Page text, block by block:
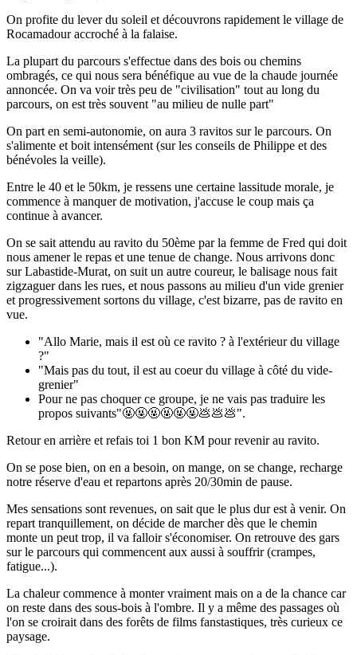
On profite du lever du soleil et découvrons rapidement le village de
Rocamadour accroché à la falaise.
La plupart du parcours s'effectue dans des bois ou chemins
ombragés, ce qui nous sera bénéfique au vue de la chaude journée
annoncée. On va voir très peu de "civilisation" tout au long du
parcours, on est très souvent "au milieu de nulle part"
On part en semi-autonomie, on aura 3 ravitos sur le parcours. On
s'alimente et boit intensément (sur les conseils de Philippe et des
bénévoles la veille).
Entre le 40 et le 50km, je ressens une certaine lassitude morale, je
commence à manquer de motivation, j'accuse le coup mais ça
continue à avancer.
On se sait attendu au ravito du 50ème par la femme de Fred qui doit
nous amener le repas et une tenue de change. Nous arrivons donc
sur Labastide-Murat, on suit un autre coureur, le balisage nous fait
zigzaguer dans les rues, et nous passons au milieu d'un vide grenier
et progressivement sortons du village, c'est bizarre, pas de ravito en
vue.
"Allo Marie, mais il est où ce ravito ? à l'extérieur du village
?"
"Mais pas du tout, il est au coeur du village à côté du vide-
grenier"
Pour ne pas choquer ce groupe, je ne vais pas traduire les
propos suivants"🤬🤬🤬🤬🤬🤬💩💩💩".
Retour en arrière et refais toi 1 bon KM pour revenir au ravito.
On se pose bien, on en a besoin, on mange, on se change, recharge
notre réserve d'eau et repartons après 20/30min de pause.
Mes sensations sont revenues, on sait que le plus dur est à venir. On
repart tranquillement, on décide de marcher dès que le chemin
monte un peut trop, il va falloir s'économiser. On retrouve des gars
sur le parcours qui commencent aux aussi à souffrir (crampes,
fatigue...).
La chaleur commence à monter vraiment mais on a de la chance car
on reste dans des sous-bois à l'ombre. Il y a même des passages où
l'on se croirait dans des forêts de films fanstastiques, très curieux ce
paysage.